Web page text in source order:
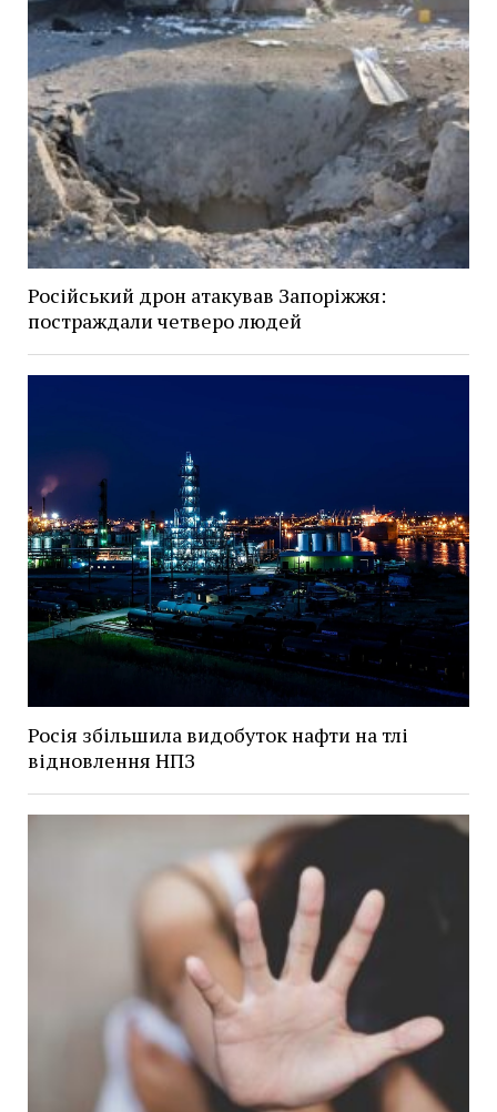
Російський дрон атакував Запоріжжя:
постраждали четверо людей
Росія збільшила видобуток нафти на тлі
відновлення НПЗ